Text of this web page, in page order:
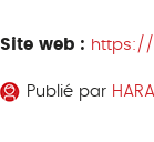
Site web : https://
Publié par